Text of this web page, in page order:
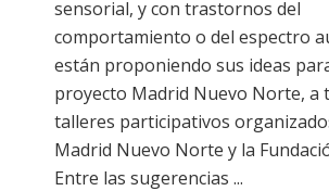
sensorial, y con trastornos del
comportamiento o del espectro
están proponiendo sus ideas
proyecto Madrid Nuevo Norte, a
talleres participativos
Madrid Nuevo Norte y la
Entre las sugerencias